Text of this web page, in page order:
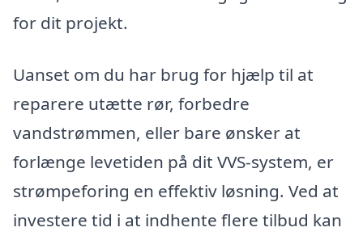
for dit projekt.
Uanset om du har brug for hjælp til at
reparere utætte rør, forbedre
vandstrømmen, eller bare ønsker at
forlænge levetiden på dit VVS-system, er
strømpeforing en effektiv løsning. Ved at
investere tid i at indhente flere tilbud kan